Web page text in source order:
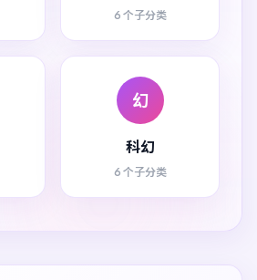
6 个子分类
幻
科幻
6 个子分类